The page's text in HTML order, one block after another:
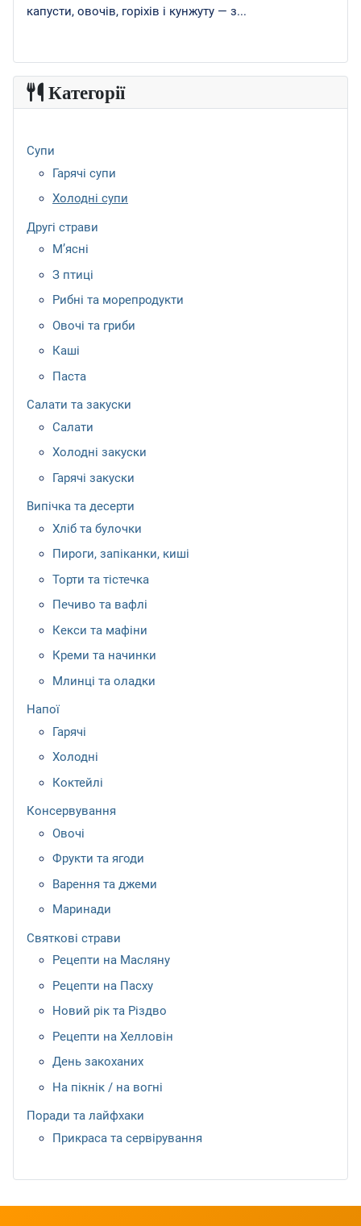
капусти, овочів, горіхів і кунжуту — з...
Категорії
Супи
Гарячі супи
Холодні супи
Другі страви
М’ясні
З птиці
Рибні та морепродукти
Овочі та гриби
Каші
Паста
Салати та закуски
Салати
Холодні закуски
Гарячі закуски
Випічка та десерти
Хліб та булочки
Пироги, запіканки, киші
Торти та тістечка
Печиво та вафлі
Кекси та мафіни
Креми та начинки
Млинці та оладки
Напої
Гарячі
Холодні
Коктейлі
Консервування
Овочі
Фрукти та ягоди
Варення та джеми
Маринади
Святкові страви
Рецепти на Масляну
Рецепти на Пасху
Новий рік та Різдво
Рецепти на Хелловін
День закоханих
На пікнік / на вогні
Поради та лайфхаки
Прикраса та сервірування